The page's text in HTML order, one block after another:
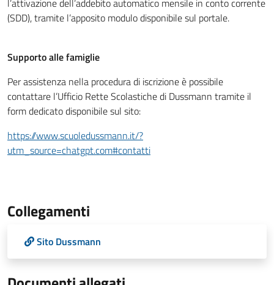
l’attivazione dell’addebito automatico mensile in conto corrente
(SDD), tramite l’apposito modulo disponibile sul portale.
Supporto alle famiglie
Per assistenza nella procedura di iscrizione è possibile
contattare l’Ufficio Rette Scolastiche di Dussmann tramite il
form dedicato disponibile sul sito:
https://www.scuoledussmann.it/?
utm_source=chatgpt.com#contatti
Collegamenti
Sito Dussmann